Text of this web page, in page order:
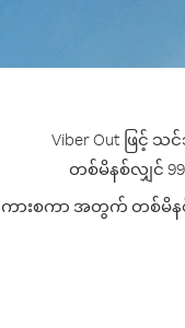
Viber Out ဖြင့်
တစ်မိနစ်လျှင်
ကားစကာ အတွက် တစ်မိန